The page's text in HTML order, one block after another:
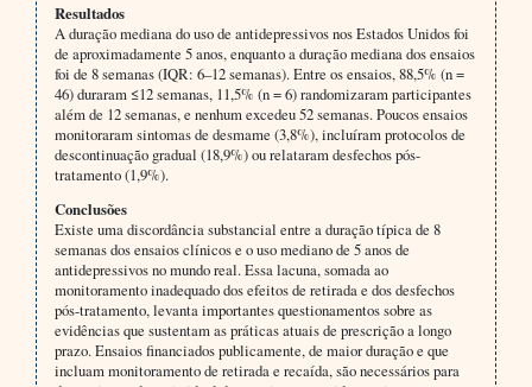
Resultados
A duração mediana do uso de antidepressivos nos Estados Unidos foi
de aproximadamente 5 anos, enquanto a duração mediana dos ensaios
foi de 8 semanas (IQR: 6–12 semanas). Entre os ensaios, 88,5% (n =
46) duraram ≤12 semanas, 11,5% (n = 6) randomizaram participantes
além de 12 semanas, e nenhum excedeu 52 semanas. Poucos ensaios
monitoraram sintomas de desmame (3,8%), incluíram protocolos de
descontinuação gradual (18,9%) ou relataram desfechos pós-
tratamento (1,9%).
Conclusões
Existe uma discordância substancial entre a duração típica de 8
semanas dos ensaios clínicos e o uso mediano de 5 anos de
antidepressivos no mundo real. Essa lacuna, somada ao
monitoramento inadequado dos efeitos de retirada e dos desfechos
pós-tratamento, levanta importantes questionamentos sobre as
evidências que sustentam as práticas atuais de prescrição a longo
prazo. Ensaios financiados publicamente, de maior duração e que
incluam monitoramento de retirada e recaída, são necessários para